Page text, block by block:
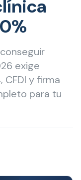
exige
y firma
para tu